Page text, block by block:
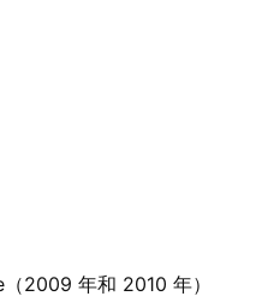
2009 年和 2010 年）